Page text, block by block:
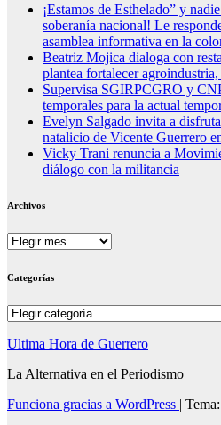
¡Estamos de Esthelado” y
soberanía nacional! Le
asamblea informativa en la
Beatriz Mojica dialoga con
plantea fortalecer
Supervisa SGIRPCGRO y
temporales para la actual
Evelyn Salgado invita a
natalicio de Vicente Guerrero
Vicky Trani renuncia a
diálogo con la militancia
Archivos
Archivos
Categorías
Categorías
Ultima Hora de Guerrero
La Alternativa en el Periodismo
Funciona gracias a WordPress | Tema: